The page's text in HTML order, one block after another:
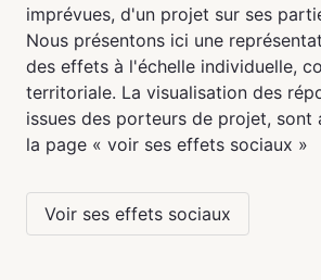
imprévues, d'un projet sur ses
Nous présentons ici une
des effets à l'échelle individuelle,
territoriale. La visualisation des
issues des porteurs de projet, sont
la page « voir ses effets sociaux »
Voir ses effets sociaux